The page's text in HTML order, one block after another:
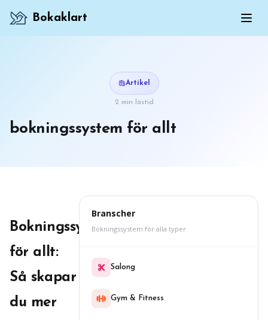
Bokaklart
Artikel
2 min lästid
bokningssystem för allt
Bokningssystem
för allt:
Så skapar
du mer
Branscher
Bokningssystem för alla typer
Salong
Gym & Fitness